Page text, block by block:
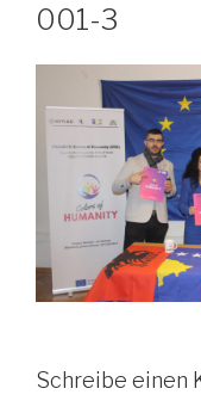
001-3
Schreibe einen